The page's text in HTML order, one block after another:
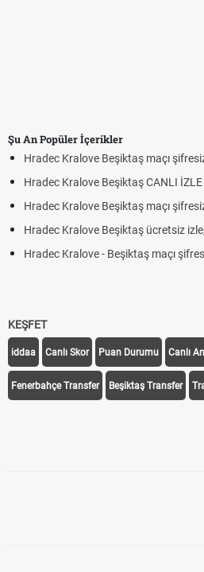
Şu An Popüler İçerikler
Hradec Kralove Beşiktaş maçı
Hradec Kralove Beşiktaş CANLI
Hradec Kralove Beşiktaş maçı
Hradec Kralove Beşiktaş ücretsiz
Hradec Kralove - Beşiktaş maçı
KEŞFET
iddaa Canlı Skor Puan Durumu Canlı
Fenerbahçe Transfer Beşiktaş Transfer